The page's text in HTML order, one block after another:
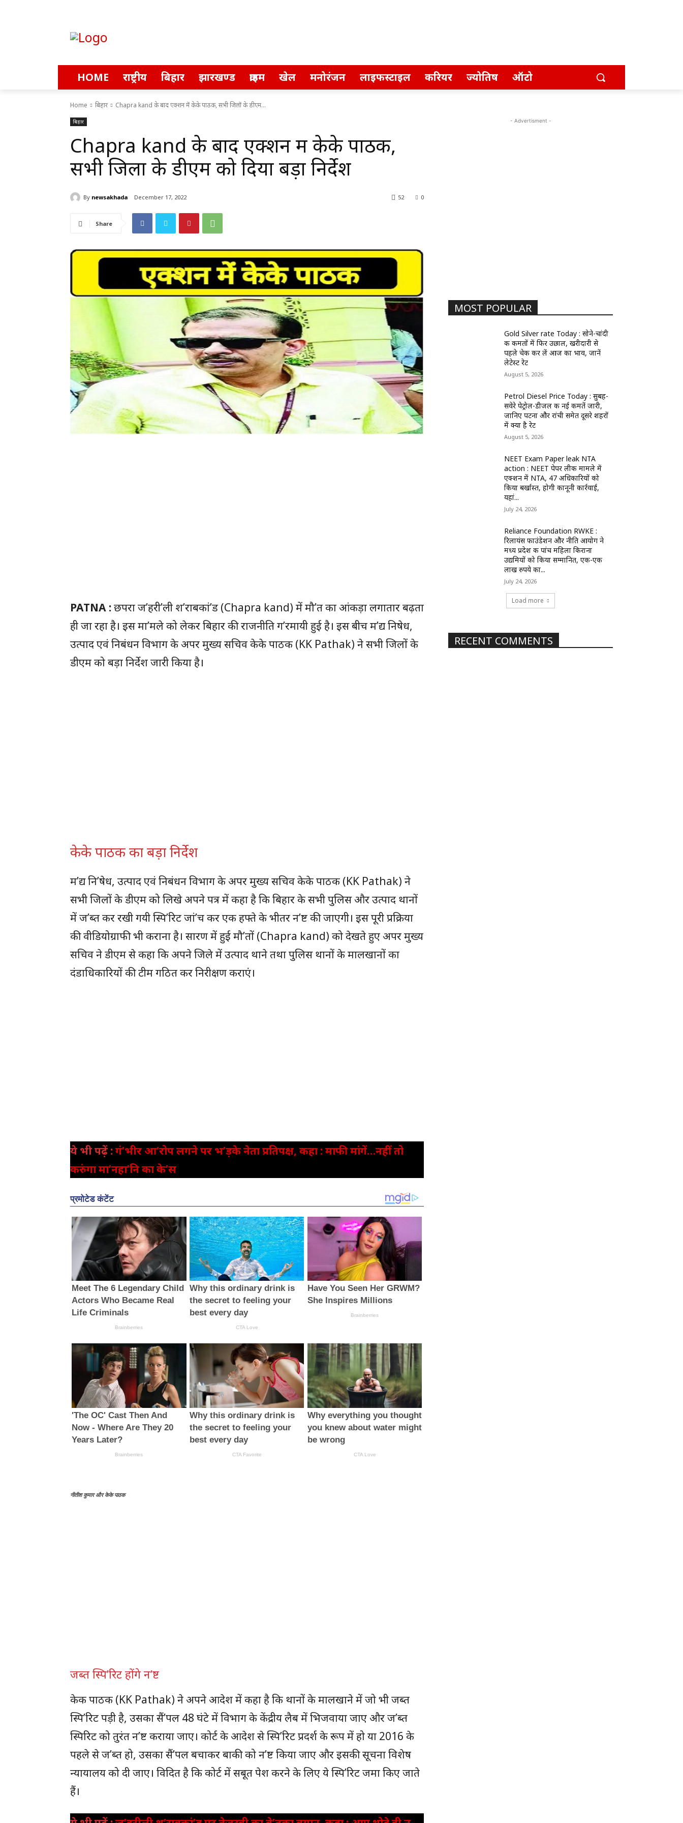
HOME राष्ट्रीय बिहार झारखण्ड क्राइम खेल मनोरंजन लाइफस्टाइल करियर ज्योतिष ऑटो
Home बिहार Chapra kand के बाद एक्शन में केके पाठक, सभी जिलों के डीएम...
बिहार
Chapra kand के बाद एक्शन में केके पाठक,
सभी जिलों के डीएम को दिया बड़ा निर्देश
By newsakhada December 17, 2022 0
52
Share
PATNA :छपरा ज’हरी’ली श’राबकां’ड (Chapra kand) में मौ’त का आंकड़ा लगातार बढ़ता
ही जा रहा है। इस मा’मले को लेकर बिहार की राजनीति ग’रमायी हुई है। इस बीच म’द्य निषेध,
उत्पाद एवं निबंधन विभाग के अपर मुख्य सचिव केके पाठक (KK Pathak) ने सभी जिलों के
डीएम को बड़ा निर्देश जारी किया है।
केके पाठक का बड़ा निर्देश
म’द्य नि’षेध, उत्पाद एवं निबंधन विभाग के अपर मुख्य सचिव केके पाठक (KK Pathak) ने
सभी जिलों के डीएम को लिखे अपने पत्र में कहा है कि बिहार के सभी पुलिस और उत्पाद थानों
में ज’ब्त कर रखी गयी स्पि’रिट जां’च कर एक हफ्ते के भीतर न’ष्ट की जाएगी। इस पूरी प्रक्रिया
की वीडियोग्राफी भी कराना है। सारण में हुई मौ’तों (Chapra kand) को देखते हुए अपर मुख्य
सचिव ने डीएम से कहा कि अपने जिले में उत्पाद थाने तथा पुलिस थानों के मालखानों का
दंडाधिकारियों की टीम गठित कर निरीक्षण कराएं।
ये भी पढ़ें :गं’भीर आ’रोप लगने पर भ’ड़के नेता प्रतिपक्ष, कहा : माफी मांगें…नहीं तो
करुंगा मा’नहा’नि का के’स
नीतीश कुमार और केके पाठक
जब्त स्पि’रिट होंगे न’ष्ट
केक पाठक (KK Pathak) ने अपने आदेश में कहा है कि थानों के मालखाने में जो भी जब्त
स्पि’रिट पड़ी है, उसका सैं’पल 48 घंटे में विभाग के केंद्रीय लैब में भिजवाया जाए और ज’ब्त
स्पिरिट को तुरंत न’ष्ट कराया जाए। कोर्ट के आदेश से स्पि’रिट प्रदर्श के रूप में हो या 2016 के
पहले से ज’ब्त हो, उसका सैं’पल बचाकर बाकी को न’ष्ट किया जाए और इसकी सूचना विशेष
न्यायालय को दी जाए। विदित है कि कोर्ट में सबूत पेश करने के लिए ये स्पि’रिट जमा किए जाते
हैं।
- Advertisment -
MOST POPULAR
Gold Silver rate Today : सोने-चांदी
की कीमतों में फिर उछाल, खरीदारी से
पहले चेक कर लें आज का भाव, जानें
लेटेस्ट रेट
August 5, 2026
Petrol Diesel Price Today : सुबह-
सवेरे पेट्रोल-डीजल की नई कीमतें जारी,
जानिए पटना और रांची समेत दूसरे शहरों
में क्या है रेट
August 5, 2026
NEET Exam Paper leak NTA
action : NEET पेपर लीक मामले में
एक्शन में NTA, 47 अधिकारियों को
किया बर्खास्त, होगी कानूनी कार्रवाई,
यहां...
July 24, 2026
Reliance Foundation RWKE :
रिलायंस फाउंडेशन और नीति आयोग ने
मध्य प्रदेश की पांच महिला किराना
उद्यमियों को किया सम्मानित, एक-एक
लाख रुपये का...
July 24, 2026
Load more
RECENT COMMENTS